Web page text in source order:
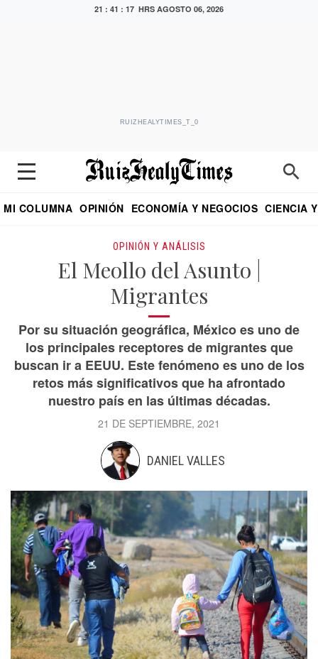
21 : 41 : 18 HRS AGOSTO 06, 2026
RUIZHEALYTIMES_T_0
MI COLUMNA OPINIÓN ECONOMÍA Y NEGOCIOS CIENCIA
OPINIÓN Y ANÁLISIS
El Meollo del Asunto |
Migrantes
Por su situación geográfica, México es uno de
los principales receptores de migrantes que
buscan ir a EEUU. Este fenómeno es uno de los
retos más significativos que ha afrontado
nuestro país en las últimas décadas.
21 DE SEPTIEMBRE, 2021
DANIEL VALLES